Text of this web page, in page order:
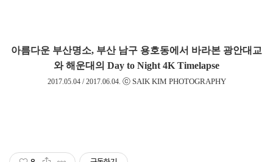
아름다운 부산명소, 부산 남구 용호동에서 바라본 광안대교
와 해운대 의 Day to Night 4K Timelapse
2017.05.04 /2017.06.04. ⓒ SAIK KIM PHOTOGRAPHY